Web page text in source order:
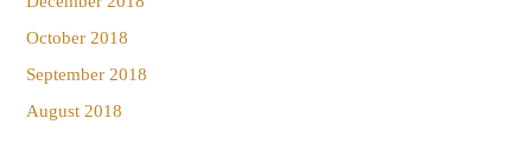
October 2018
September 2018
August 2018